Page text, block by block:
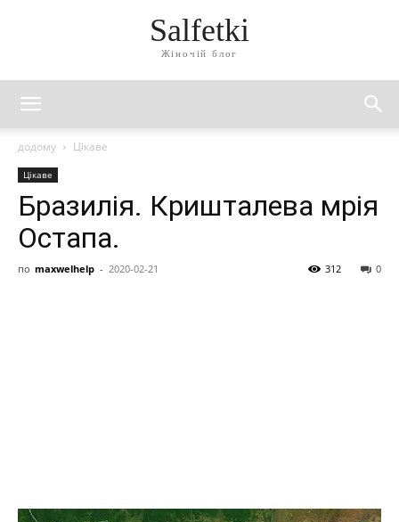
Salfetki
Жіночій блог
додому Цікаве
Цікаве
Бразилія. Кришталева мрія
Остапа.
по maxwelhelp - 2020-02-21 0
312